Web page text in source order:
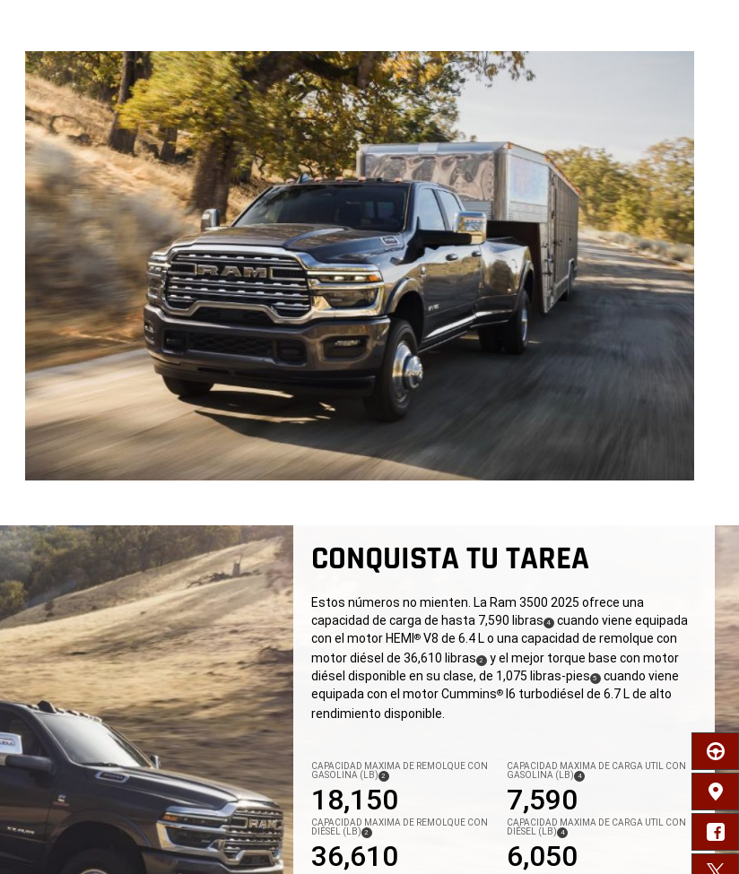
CONQUISTA TU TAREA
Estos números no mienten. La Ram 3500 2025 ofrece una
capacidad de carga de hasta 7,590 libras (
Disclosure
4) cuando viene equipada
con el motor HEMI ®V8 de 6.4 L o una capacidad de remolque con
motor diésel de 36,610 libras (
Disclosure
2 ) y el mejor torque base con motor
diésel disponible en su clase, de 1,075 libras-pies (
Disclosure
5 ) cuando viene
equipada con el motor Cummins®I6 turbodiésel de 6.7 L de alto
rendimiento disponible.
CAPACIDAD MÁXIMA DE REMOLQUE CON
GASOLINA (LB) ( DISCLOSURE
2 )
18,150
CAPACIDAD MÁXIMA DE CARGA ÚTIL CON
GASOLINA (LB) (
DISCLOSURE
4)
7,590
CAPACIDAD MÁXIMA DE REMOLQUE CON
DIÉSEL (LB) (
DISCLOSURE
2 )
36,610
CAPACIDAD MÁXIMA DE CARGA ÚTIL CON
DIÉSEL (LB) (
DISCLOSURE
4)
6,050